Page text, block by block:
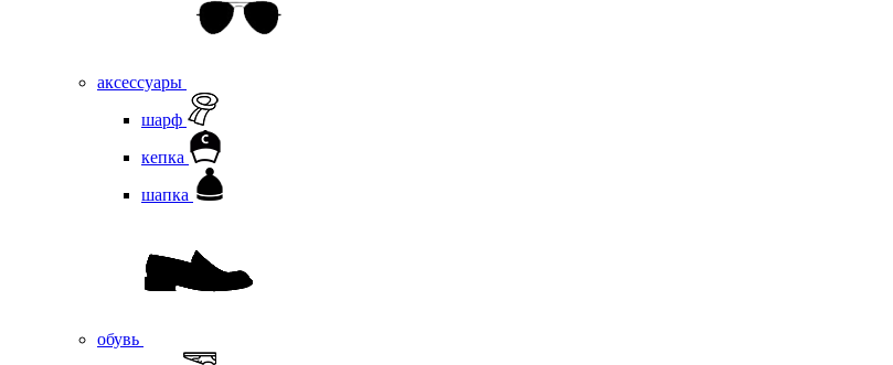
аксессуары
шарф
кепка
шапка
обувь